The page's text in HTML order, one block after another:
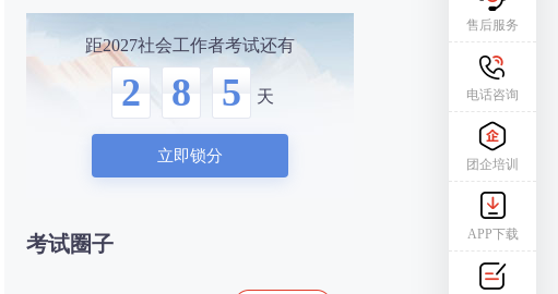
距2027社会工作者考试还有
2 8 5 天
立即锁分
考试圈子
售后服务
电话咨询
团企培训
APP下载